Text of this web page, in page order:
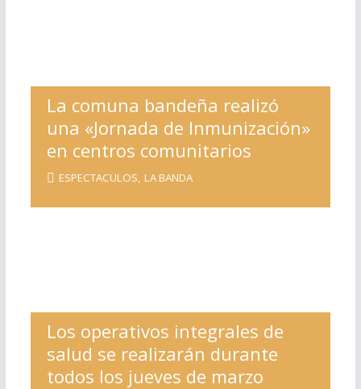
La comuna bandeña realizó
una «Jornada de Inmunización»
en centros comunitarios
ESPECTACULOS LA BANDA
Los operativos integrales de
salud se realizarán durante
todos los jueves de marzo